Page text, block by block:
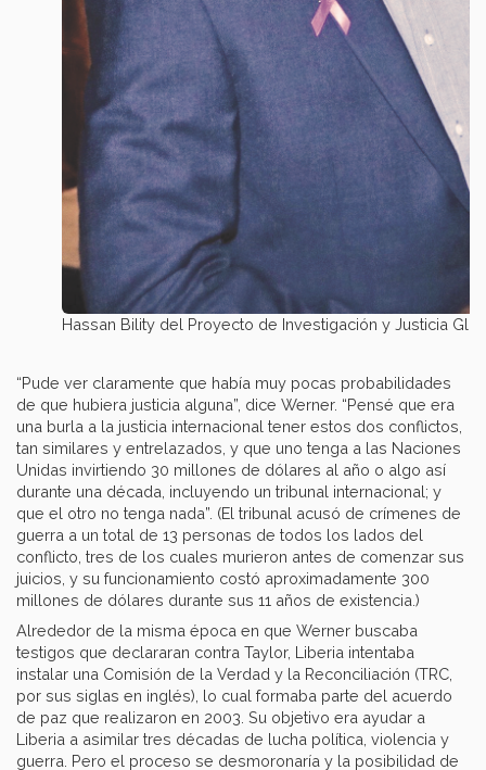
Hassan Bility del Proyecto de Investigación y Justicia
“Pude ver claramente que había muy pocas probabilidades
de que hubiera justicia alguna”, dice Werner. “Pensé que era
una burla a la justicia internacional tener estos dos conflictos,
tan similares y entrelazados, y que uno tenga a las Naciones
Unidas invirtiendo 30 millones de dólares al año o algo así
durante una década, incluyendo un tribunal internacional; y
que el otro no tenga nada”. (El tribunal acusó de crímenes de
guerra a un total de 13 personas de todos los lados del
conflicto, tres de los cuales murieron antes de comenzar sus
juicios, y su funcionamiento costó aproximadamente 300
millones de dólares durante sus 11 años de existencia.)
Alrededor de la misma época en que Werner buscaba
testigos que declararan contra Taylor, Liberia intentaba
instalar una Comisión de la Verdad y la Reconciliación (TRC,
por sus siglas en inglés), lo cual formaba parte del acuerdo
de paz que realizaron en 2003. Su objetivo era ayudar a
Liberia a asimilar tres décadas de lucha política, violencia y
guerra. Pero el proceso se desmoronaría y la posibilidad de